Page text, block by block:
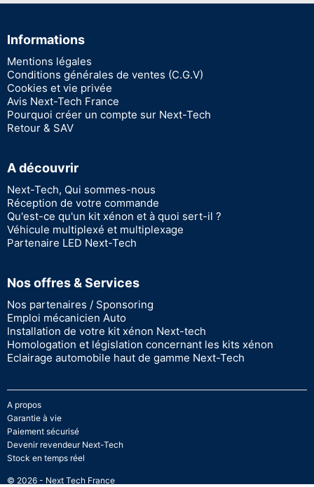
Informations
Mentions légales
Conditions générales de ventes (C.G.V)
Cookies et vie privée
Avis Next-Tech France
Pourquoi créer un compte sur Next-Tech
Retour & SAV
A découvrir
Next-Tech, Qui sommes-nous
Réception de votre commande
Qu'est-ce qu'un kit xénon et à quoi sert-il ?
Véhicule multiplexé et multiplexage
Partenaire LED Next-Tech
Nos offres & Services
Nos partenaires / Sponsoring
Emploi mécanicien Auto
Installation de votre kit xénon Next-tech
Homologation et législation concernant les kits xénon
Eclairage automobile haut de gamme Next-Tech
A propos
Garantie à vie
Paiement sécurisé
Devenir revendeur Next-Tech
Stock en temps réel
© 2026 - Next Tech France